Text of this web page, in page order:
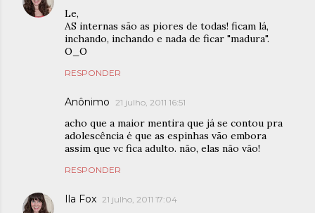
Le,
AS internas são as piores de todas! ficam lá,
inchando, inchando e nada de ficar "madura".
O_O
RESPONDER
Anônimo 21 julho, 2011 16:51
acho que a maior mentira que já se contou pra
adolescência é que as espinhas vão embora
assim que vc fica adulto. não, elas não vão!
RESPONDER
Ila Fox 21 julho, 2011 17:04